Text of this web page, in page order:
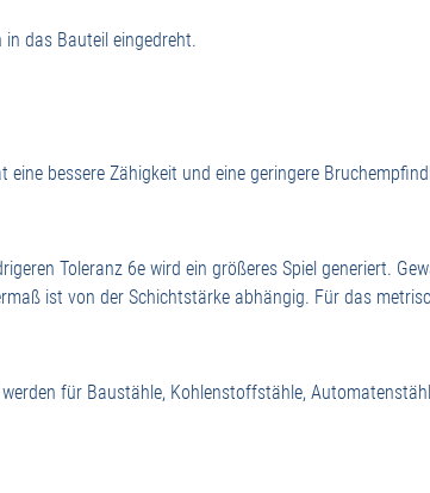
in das Bauteil eingedreht.
bessere Zähigkeit und eine geringere
Toleranz 6e wird ein größeres Spiel generiert.
ist von der Schichtstärke abhängig. Für das
für Baustähle, Kohlenstoffstähle,